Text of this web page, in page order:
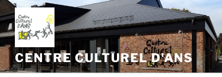
Aller
au
contenu
principal
CENTRE CULTUREL D'ANS